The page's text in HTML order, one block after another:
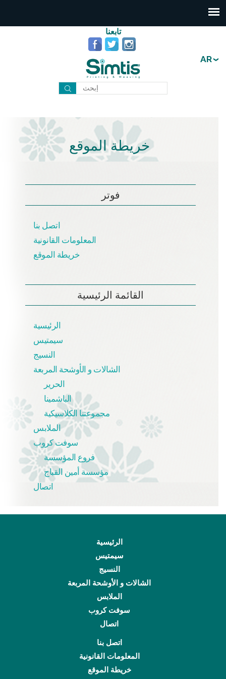
تابعنا
AR
خريطة الموقع
فوتر
اتصل بنا
المعلومات القانونية
خريطة الموقع
القائمة الرئيسية
الرئيسية
سيمتيس
النسيج
الشالات و الأوشحة المربعة
الحرير
الباشمينا
مجموعتنا الكلاسيكية
الملابس
سوفت كروب
فروع المؤسسة
مؤسسة أمين القباج
اتصال
الرئيسية
سيمتيس
النسيج
الشالات و الأوشحة المربعة
الملابس
سوفت كروب
اتصال
اتصل بنا
المعلومات القانونية
خريطة الموقع